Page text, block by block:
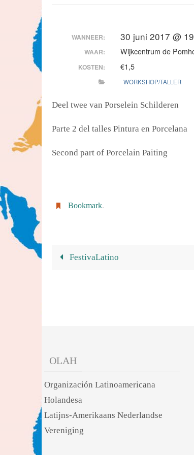
WANNEER: 30 juni 2017 @
WAAR: Wijkcentrum de
KOSTEN: €1,5
WORKSHOP/TALLER
Deel twee van Porselein Schilderen
Parte 2 del talles Pintura en Porcelana
Second part of Porcelain Paiting
Bookmark.
FestivaLatino
OLAH
Organización Latinoamericana
Holandesa
Latijns-Amerikaans Nederlandse
Vereniging